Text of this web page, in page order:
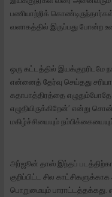
பணியாற்றிக்
வளாகத்தில் இருப்பது போன்ற
ஒரு கட்டத்தில் இயக்குநரிடமே
என்னைத் தேர்வு செய்தது
கதாபாத்திரத்தை
எழுதியிருக்கிறேன்’ என்று
மகிழ்ச்சியையும்
அர்ஜூன் தாஸ் இந்தப்
குறிப்பிட்ட சில
பொறுமையும்